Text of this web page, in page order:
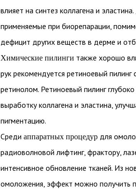
влияет на синтез коллагена и
применяемые при биорепарации,
дефицит других веществ в дерме и
Химические пилинги также хорошо
рук рекомендуется ретиноевый
ретинолом. Ретиноевый пилинг
выработку коллагена и эластина,
пигментацию.
Среди аппаратных процедур для
радиоволновой лифтинг, фрактору,
интенсивное обновление тканей. Из
омоложения, эффект можно получить